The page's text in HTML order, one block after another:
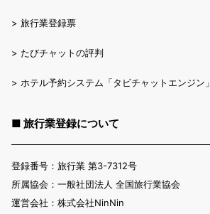
> 旅行業登録票
> たびチャットの評判
> ホテル予約システム「タビチャットエンジン」
■ 旅行業登録について
登録番号：旅行業 第3-7312号
所属協会：一般社団法人 全国旅行業協会
運営会社：株式会社NinNin